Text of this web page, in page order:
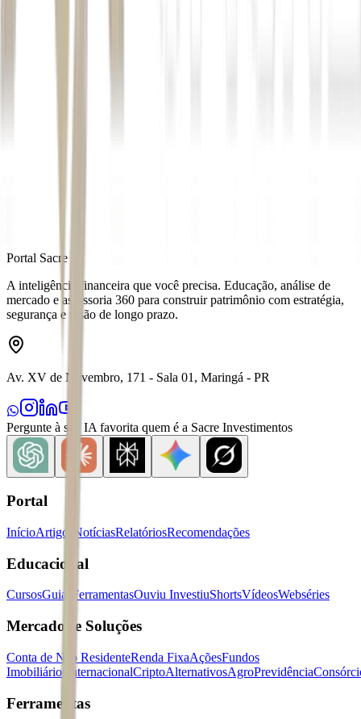
Portal Sacre
A inteligência financeira que você precisa. Educação, análise de
mercado e assessoria 360 para construir patrimônio com estratégia,
segurança e visão de longo prazo.
Av. XV de Novembro, 171 - Sala 01, Maringá - PR
Pergunte à sua IA favorita quem é a Sacre Investimentos
Portal
InícioArtigos NotíciasRelatóriosRecomendações
Educacional
CursosGuias FerramentasOuviu InvestiuShortsVídeosWebséries
Mercados e Soluções
Conta de Não ResidenteRenda FixaAçõesFundos
Imobiliários
InternacionalCriptoAlternativosAgroPrevidência
Ferramentas